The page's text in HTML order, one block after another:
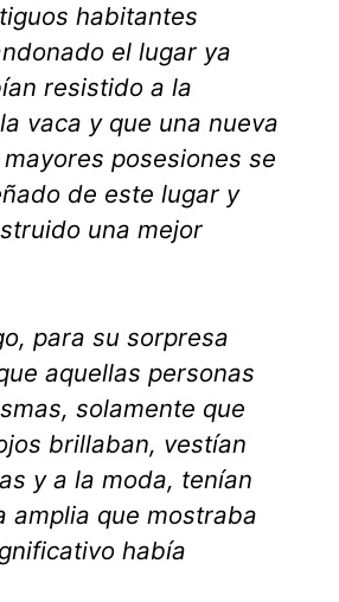
habitantes
el lugar ya
resistido a la
vaca y que una nueva
posesiones se
de este lugar y
una mejor
para su sorpresa
aquellas personas
solamente que
brillaban, vestían
y a la moda, tenían
amplia que mostraba
había